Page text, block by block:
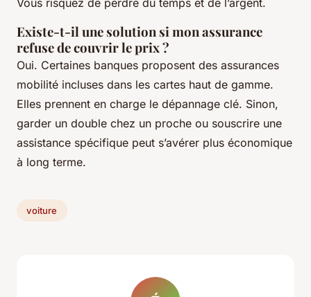
Vous risquez de perdre du temps et de l’argent.
Existe-t-il une solution si mon assurance
refuse de couvrir le prix ?
Oui. Certaines banques proposent des assurances
mobilité incluses dans les cartes haut de gamme.
Elles prennent en charge le dépannage clé. Sinon,
garder un double chez un proche ou souscrire une
assistance spécifique peut s’avérer plus économique
à long terme.
voiture